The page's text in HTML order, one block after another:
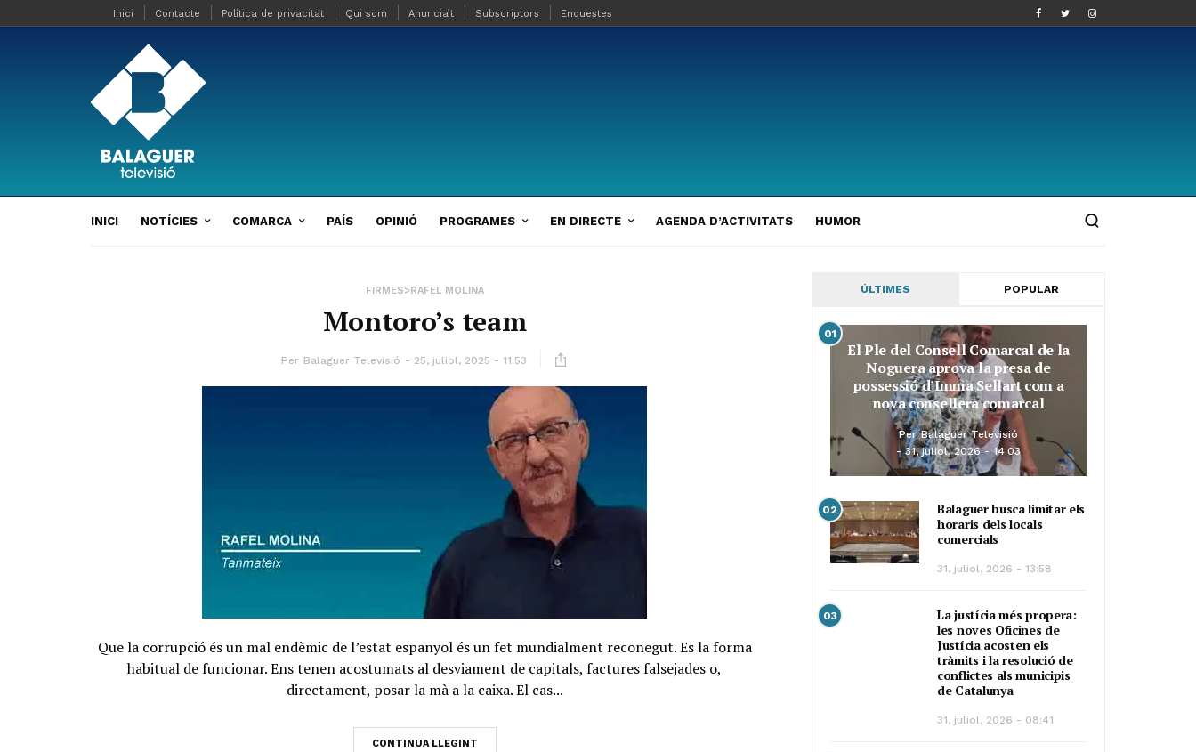
Inici Contacte Política de privacitat Qui som Anuncia’t Subscriptors Enquestes
INICI NOTÍCIES COMARCA PAÍS OPINIÓ PROGRAMES EN DIRECTE AGENDA D’ACTIVITATS HUMOR
FIRMES>RAFEL MOLINA
Montoro’s team
Per Balaguer Televisió 25, juliol, 2025 - 11:53
Que la corrupció és un mal endèmic de l’estat espanyol és un fet mundialment reconegut. Es la forma
habitual de funcionar. Ens tenen acostumats al desviament de capitals, factures falsejades o,
directament, posar la mà a la caixa. El cas...
CONTINUA LLEGINT
ÚLTIMES POPULAR
01
El Ple del Consell Comarcal de la
Noguera aprova la presa de
possessió d’Imma Sellart com a
nova consellera comarcal
Per Balaguer Televisió
31, juliol, 2026 - 14:03
02
Balaguer busca limitar els
horaris dels locals
comercials
31, juliol, 2026 - 13:58
03
La justícia més propera:
les noves Oficines de
Justícia acosten els
tràmits i la resolució de
conflictes als municipis
de Catalunya
31, juliol, 2026 - 08:41